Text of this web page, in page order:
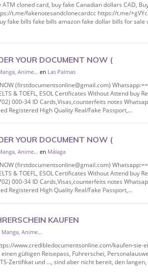
cloned card, buy fake Canadian dollars CAD,
t.me/fakenotesandclonecardcc https://t.me/
fake bills fake bills amazon fake dollar bills for
YOUR DOCUMENT NOW (
Whatsapp:== +237
Anime... en Las Palmas
NOW (firstdocumentsonline@gmail.com)
& TOEFL, ESOL Certificates Without Attend buy
000-34 ID Cards,Visas,counterfeits notes
Registered High Quality Real/Fake Passport,...
YOUR DOCUMENT NOW (
Whatsapp:== +237
Anime... en Málaga
NOW (firstdocumentsonline@gmail.com)
& TOEFL, ESOL Certificates Without Attend buy
000-34 ID Cards,Visas,counterfeits notes
Registered High Quality Real/Fake Passport,...
KAUFEN
kaufen-sie-
Manga, Anime...
www.credibledocumentsonline.com/kaufen-
gültigen Reisepass, Führerschei,
Zertifikat und …, sind aber nicht bereit, den